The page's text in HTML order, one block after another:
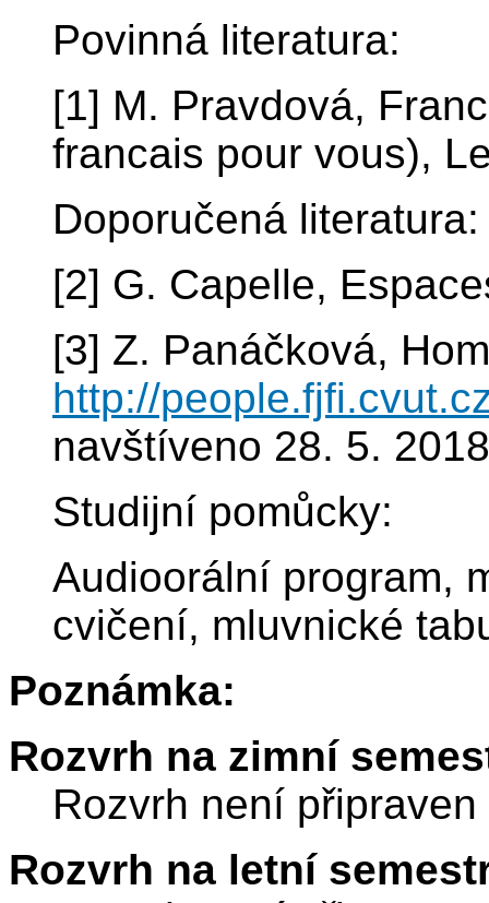
Povinná literatura:
[1] M. Pravdová,
francais pour vous),
Doporučená literatura:
[2] G. Capelle,
[3] Z. Panáčková,
http://
navštíveno 28. 5. 2018
Studijní pomůcky:
Audioorální program,
cvičení, mluvnické
Poznámka:
Rozvrh na zimní
Rozvrh není připraven
Rozvrh na letní